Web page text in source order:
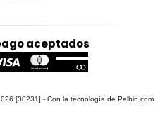
aceptados
[30231] - Con la tecnología de Palbin.com